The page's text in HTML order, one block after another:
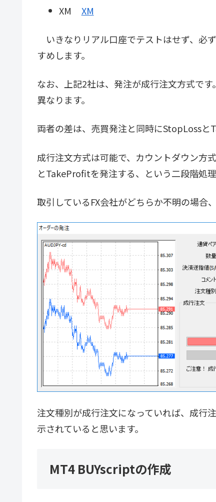
XM XM
いきなりリアル口座でテストはせず、必
すめします。
なお、上記2社は、発注が成行注文方式で
異なります。
両者の差は、売買発注と同時にStopLossと
成行注文方式は可能で、カウントダウン方
とTakeProfitを発注する、という二段階処理
取引しているFX会社がどちらか不明の場合
注文種別が成行注文になっていれば、成行
示されていると思います。
MT4 BUYscriptの作成